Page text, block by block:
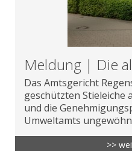
Meldung | Die
Das Amtsgericht
geschützten Stieleiche
und die
Umweltamts
>>